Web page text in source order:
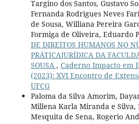
Targino dos Santos, Gustavo
Fernanda Rodrigues Neves
de Sousa, Williana Pereira
Formiga de Oliveira, Eduardo
DE DIREITOS HUMANOS NO
PRÁTICAJURÍDICA DA
SOUSA , Caderno Impacto em
(2023): XVI Encontro de
UFCG
Paloma da Silva Amorim,
Millena Karla Miranda e Silva,
Mesquita de Sena, Rogerio